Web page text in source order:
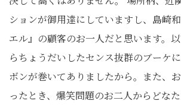
ションが御用達にしていますし、島崎
エル』の顧客のお一人だと思います。
らちょうだいしたセンス抜群のブーケ
ボンが巻いてありましたから。また、
ったとき、爆笑問題のお二人からどな